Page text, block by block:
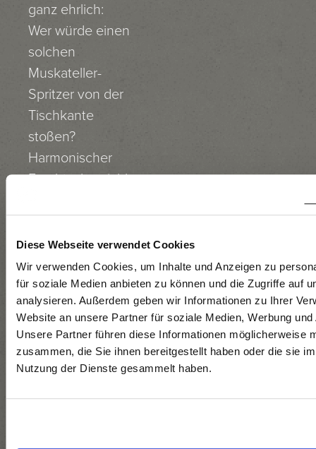
Diese Webseite verwendet Cookies
Wir verwenden Cookies, um Inhalte und Anzeigen zu
für soziale Medien anbieten zu können und die Zugriffe auf
analysieren. Außerdem geben wir Informationen zu Ihrer
Website an unsere Partner für soziale Medien, Werbung
Unsere Partner führen diese Informationen möglicherweise
zusammen, die Sie ihnen bereitgestellt haben oder die sie
Nutzung der Dienste gesammelt haben.
ganz ehrlich:
Wer würde einen
solchen
Muskateller-
Spritzer von der
Tischkante
stoßen?
Harmonischer
Fruchtschmeichler
BEREITUNG
Geerntet Anfang
September